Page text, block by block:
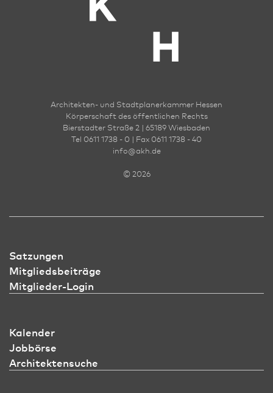
Architekten- und Stadt­planer­kammer Hessen
Körperschaft des öffentlichen Rechts
Bierstadter Straße 2 | 65189 Wies­ba­den
Tel 0611 1738 - 0 | Fax 0611 1738 - 40
info@akh.de
© 2026
Satzungen
Mitgliedsbeiträge
Mitglieder-Login
Kalender
Jobbörse
Architektensuche